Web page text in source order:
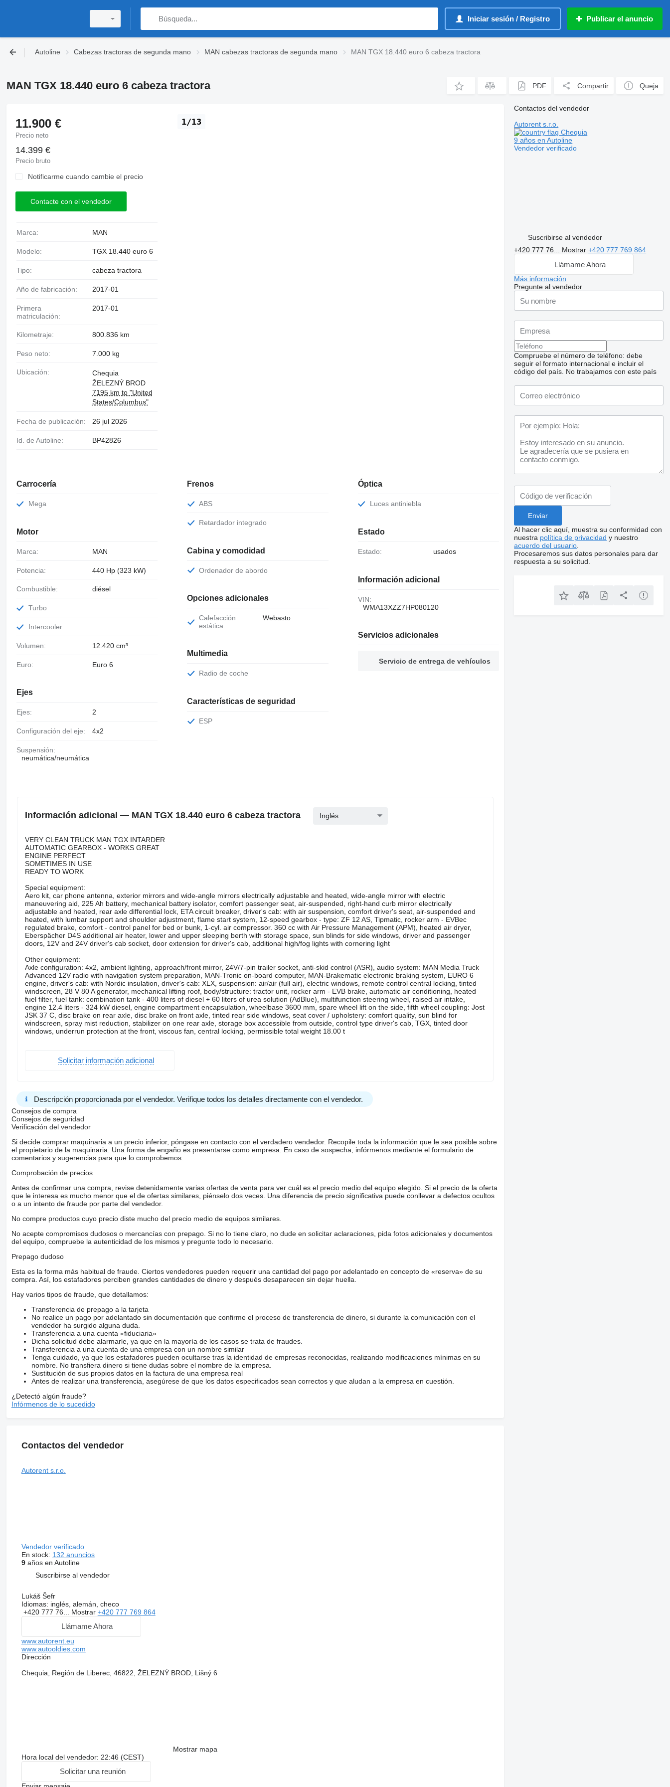
Iniciar sesión / Registro Publicar el anuncio
Autoline Cabezas tractoras de segunda mano MAN cabezas tractoras de segunda mano MAN TGX 18.440 euro 6 cabeza tractora
MAN TGX 18.440 euro 6 cabeza tractora PDF Compartir Queja
1/13
11.900 €
Precio neto
14.399 €
Precio bruto
Notificarme cuando cambie el precio
Contacte con el vendedor
Marca: MAN
Modelo: TGX 18.440 euro 6
Tipo: cabeza tractora
Año de fabricación: 2017-01
Primera
matriculación:
2017-01
Kilometraje: 800.836 km
Peso neto: 7.000 kg
Ubicación:
Chequia
ŽELEZNÝ BROD
7195 km to "United
States/Columbus"
Fecha de publicación: 26 jul 2026
Id. de Autoline: BP42826
Carrocería
Mega
Motor
Marca: MAN
Potencia: 440 Hp (323 kW)
Combustible: diésel
Turbo
Intercooler
Volumen: 12.420 cm³
Euro: Euro 6
Ejes
Ejes: 2
Configuración del eje: 4x2
Suspensión:
neumática/neumática
Frenos
ABS
Retardador integrado
Cabina y comodidad
Ordenador de abordo
Opciones adicionales
Calefacción
estática:
Webasto
Multimedia
Radio de coche
Características de seguridad
ESP
Óptica
Luces antiniebla
Estado
Estado: usados
Información adicional
VIN:
WMA13XZZ7HP080120
Servicios adicionales
Servicio de entrega de vehículos
Información adicional — MAN TGX 18.440 euro 6 cabeza tractora Inglés
VERY CLEAN TRUCK MAN TGX INTARDER
AUTOMATIC GEARBOX - WORKS GREAT
ENGINE PERFECT
SOMETIMES IN USE
READY TO WORK
Special equipment:
Aero kit, car phone antenna, exterior mirrors and wide-angle mirrors electrically adjustable and heated, wide-angle mirror with electric
maneuvering aid, 225 Ah battery, mechanical battery isolator, comfort passenger seat, air-suspended, right-hand curb mirror electrically
adjustable and heated, rear axle differential lock, ETA circuit breaker, driver's cab: with air suspension, comfort driver's seat, air-suspended and
heated, with lumbar support and shoulder adjustment, flame start system, 12-speed gearbox - type: ZF 12 AS, Tipmatic, rocker arm - EVBec
regulated brake, comfort - control panel for bed or bunk, 1-cyl. air compressor. 360 cc with Air Pressure Management (APM), heated air dryer,
Eberspächer D4S additional air heater, lower and upper sleeping berth with storage space, sun blinds for side windows, driver and passenger
doors, 12V and 24V driver's cab socket, door extension for driver's cab, additional high/fog lights with cornering light
Other equipment:
Axle configuration: 4x2, ambient lighting, approach/front mirror, 24V/7-pin trailer socket, anti-skid control (ASR), audio system: MAN Media Truck
Advanced 12V radio with navigation system preparation, MAN-Tronic on-board computer, MAN-Brakematic electronic braking system, EURO 6
engine, driver's cab: with Nordic insulation, driver's cab: XLX, suspension: air/air (full air), electric windows, remote control central locking, tinted
windscreen, 28 V 80 A generator, mechanical lifting roof, body/structure: tractor unit, rocker arm - EVB brake, automatic air conditioning, heated
fuel filter, fuel tank: combination tank - 400 liters of diesel + 60 liters of urea solution (AdBlue), multifunction steering wheel, raised air intake,
engine 12.4 liters - 324 kW diesel, engine compartment encapsulation, wheelbase 3600 mm, spare wheel lift on the side, fifth wheel coupling: Jost
JSK 37 C, disc brake on rear axle, disc brake on front axle, tinted rear side windows, seat cover / upholstery: comfort quality, sun blind for
windscreen, spray mist reduction, stabilizer on one rear axle, storage box accessible from outside, control type driver's cab, TGX, tinted door
windows, underrun protection at the front, viscous fan, central locking, permissible total weight 18.00 t
Solicitar información adicional
Descripción proporcionada por el vendedor. Verifique todos los detalles directamente con el vendedor.
Consejos de compra
Consejos de seguridad
Verificación del vendedor
Si decide comprar maquinaria a un precio inferior, póngase en contacto con el verdadero vendedor. Recopile toda la información que le sea posible sobre
el propietario de la maquinaria. Una forma de engaño es presentarse como empresa. En caso de sospecha, infórmenos mediante el formulario de
comentarios y sugerencias para que lo comprobemos.
Comprobación de precios
Antes de confirmar una compra, revise detenidamente varias ofertas de venta para ver cuál es el precio medio del equipo elegido. Si el precio de la oferta
que le interesa es mucho menor que el de ofertas similares, piénselo dos veces. Una diferencia de precio significativa puede conllevar a defectos ocultos
o a un intento de fraude por parte del vendedor.
No compre productos cuyo precio diste mucho del precio medio de equipos similares.
No acepte compromisos dudosos o mercancías con prepago. Si no lo tiene claro, no dude en solicitar aclaraciones, pida fotos adicionales y documentos
del equipo, compruebe la autenticidad de los mismos y pregunte todo lo necesario.
Prepago dudoso
Esta es la forma más habitual de fraude. Ciertos vendedores pueden requerir una cantidad del pago por adelantado en concepto de «reserva» de su
compra. Así, los estafadores perciben grandes cantidades de dinero y después desaparecen sin dejar huella.
Hay varios tipos de fraude, que detallamos:
Transferencia de prepago a la tarjeta
No realice un pago por adelantado sin documentación que confirme el proceso de transferencia de dinero, si durante la comunicación con el
vendedor ha surgido alguna duda.
Transferencia a una cuenta «fiduciaria»
Dicha solicitud debe alarmarle, ya que en la mayoría de los casos se trata de fraudes.
Transferencia a una cuenta de una empresa con un nombre similar
Tenga cuidado, ya que los estafadores pueden ocultarse tras la identidad de empresas reconocidas, realizando modificaciones mínimas en su
nombre. No transfiera dinero si tiene dudas sobre el nombre de la empresa.
Sustitución de sus propios datos en la factura de una empresa real
Antes de realizar una transferencia, asegúrese de que los datos especificados sean correctos y que aludan a la empresa en cuestión.
¿Detectó algún fraude?
Infórmenos de lo sucedido
Contactos del vendedor
Autorent s.r.o.
Vendedor verificado
En stock: 132 anuncios
9años en Autoline
Suscribirse al vendedor
Lukáš Šefr
Idiomas: inglés, alemán, checo
+420 777 76... Mostrar +420 777 769 864
Llámame Ahora
www.autorent.eu
www.autooldies.com
Dirección
Chequia, Región de Liberec, 46822, ŽELEZNÝ BROD, Lišný 6
Mostrar mapa
Hora local del vendedor: 22:46 (CEST)
Solicitar una reunión
Contactos del vendedor
Autorent s.r.o.
Chequia
9 años en Autoline
Vendedor verificado
Suscribirse al vendedor
+420 777 76... Mostrar+420 777 769 864
Llámame Ahora
Más información
Pregunte al vendedor
Compruebe el número de teléfono: debe
seguir el formato internacional e incluir el
código del país. No trabajamos con este país
Al hacer clic aquí, muestra su conformidad con
nuestra política de privacidad y nuestro
acuerdo del usuario
Procesaremos sus datos personales para dar
respuesta a su solicitud.